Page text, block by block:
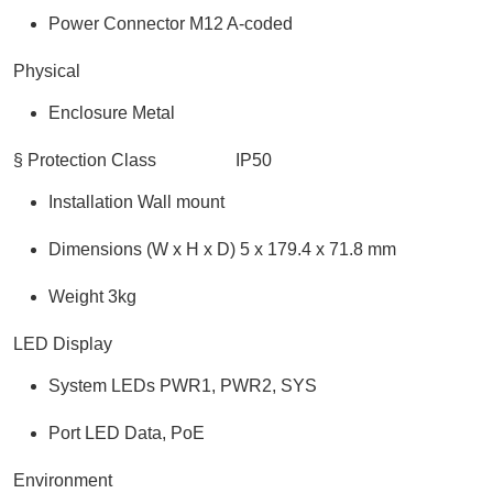
Power Connector M12 A-coded
Physical
Enclosure Metal
§ Protection Class IP50
Installation Wall mount
Dimensions (W x H x D) 5 x 179.4 x 71.8 mm
Weight 3kg
LED Display
System LEDs PWR1, PWR2, SYS
Port LED Data, PoE
Environment